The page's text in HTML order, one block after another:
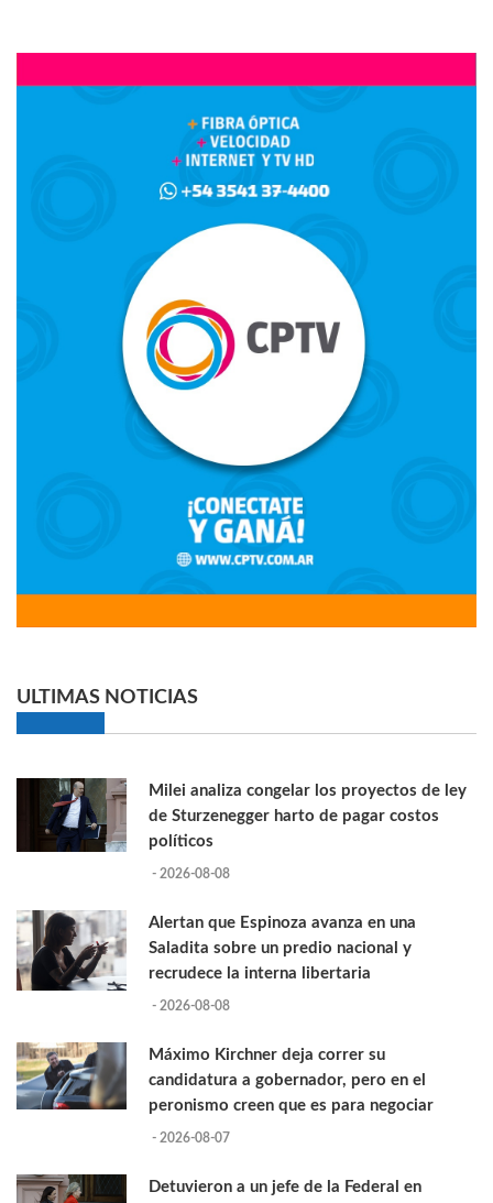
ULTIMAS NOTICIAS
Milei analiza congelar los proyectos de ley
de Sturzenegger harto de pagar costos
políticos
- 2026-08-08
Alertan que Espinoza avanza en una
Saladita sobre un predio nacional y
recrudece la interna libertaria
- 2026-08-08
Máximo Kirchner deja correr su
candidatura a gobernador, pero en el
peronismo creen que es para negociar
- 2026-08-07
Detuvieron a un jefe de la Federal en